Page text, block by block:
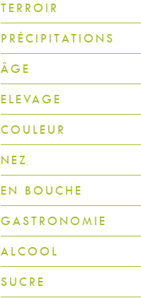
2024
TERROIR
PRÉCIPITATIONS
ÂGE
ELEVAGE
COULEUR
NEZ
EN BOUCHE
GASTRONOMIE
ALCOOL
SUCRE